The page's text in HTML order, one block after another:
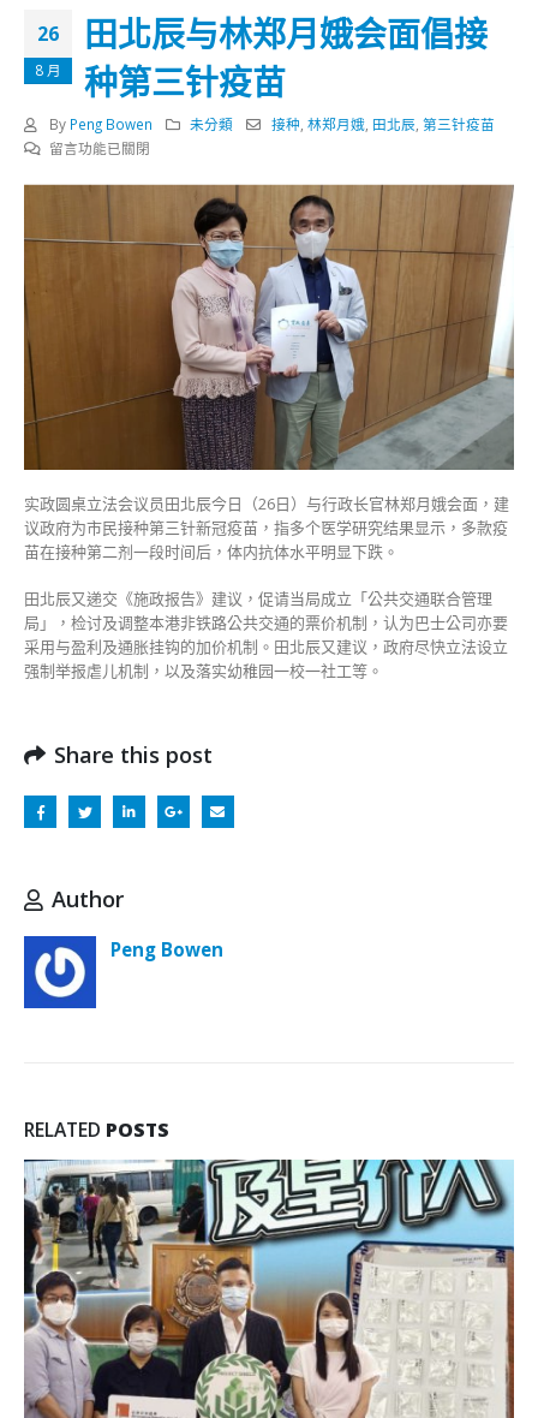
26
8 月
田北辰与林郑月娥会面倡接
种第三针疫苗
By Peng Bowen 未分類 接种 ,林郑月娥 田北辰 ,第三针疫苗
在
与
倡
三
针
疫
中
留言功能已關閉
实政圆桌立法会议员田北辰今日（26日）与行政长官林郑月娥会面，建
议政府为市民接种第三针新冠疫苗，指多个医学研究结果显示，多款疫
苗在接种第二剂一段时间后，体内抗体水平明显下跌。
田北辰又递交《施政报告》建议，促请当局成立「公共交通联合管理
局」，检讨及调整本港非铁路公共交通的票价机制，认为巴士公司亦要
采用与盈利及通胀挂钩的加价机制。田北辰又建议，政府尽快立法设立
强制举报虐儿机制，以及落实幼稚园一校一社工等。
Share this post
Author
Peng Bowen
RELATED POSTS